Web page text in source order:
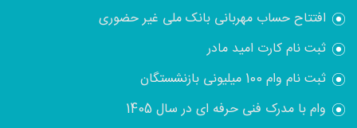
افتتاح حساب مهربانی بانک ملی غیر حضوری
ثبت نام کارت امید مادر
ثبت نام وام 100 میلیونی بازنشستگان
وام با مدرک فنی حرفه ای در سال 1405